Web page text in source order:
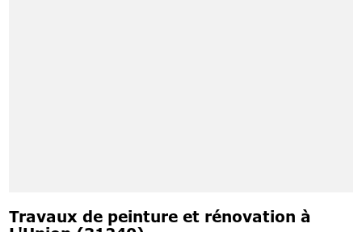
Travaux de peinture et rénovation à